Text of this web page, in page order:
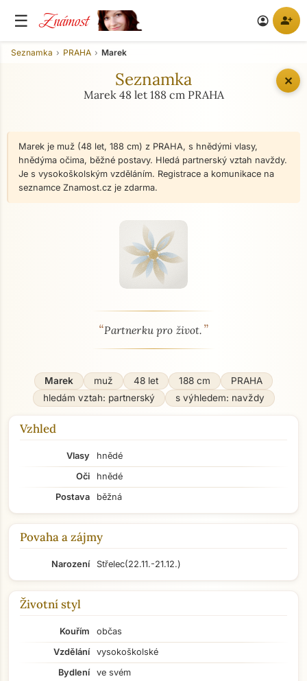
☰ Známost account_circle person_add
✕
Seznamka PRAHA Marek
Seznamka
Marek 48 let 188 cm PRAHA
Marek je muž (48 let, 188 cm) z PRAHA, s hnědými vlasy,
hnědýma očima, běžné postavy. Hledá partnerský vztah navždy.
Je s vysokoškolským vzděláním. Registrace a komunikace na
seznamce Znamost.cz je zdarma.
O mně - seznamka profil
“Partnerku pro život. ”
Marek muž 48 let 188 cm
PRAHA
hledám vztah: partnerský
s výhledem: navždy
Vzhled
Vlasy
hnědé
Oči
hnědé
Postava
běžná
Povaha a zájmy
Narození Střelec(22.11.-21.12.)
Životní styl
Kouřím
občas
Vzdělání
vysokoškolské
Bydlení
ve svém